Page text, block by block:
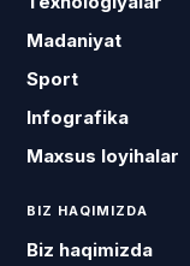
Madaniyat
Sport
Infografika
Maxsus loyihalar
BIZ HAQIMIZDA
Biz haqimizda